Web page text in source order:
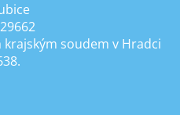
soudem v Hradci